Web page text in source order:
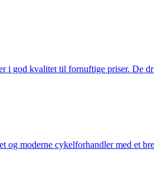
i god kvalitet til fornuftige priser. De
og moderne cykelforhandler med et